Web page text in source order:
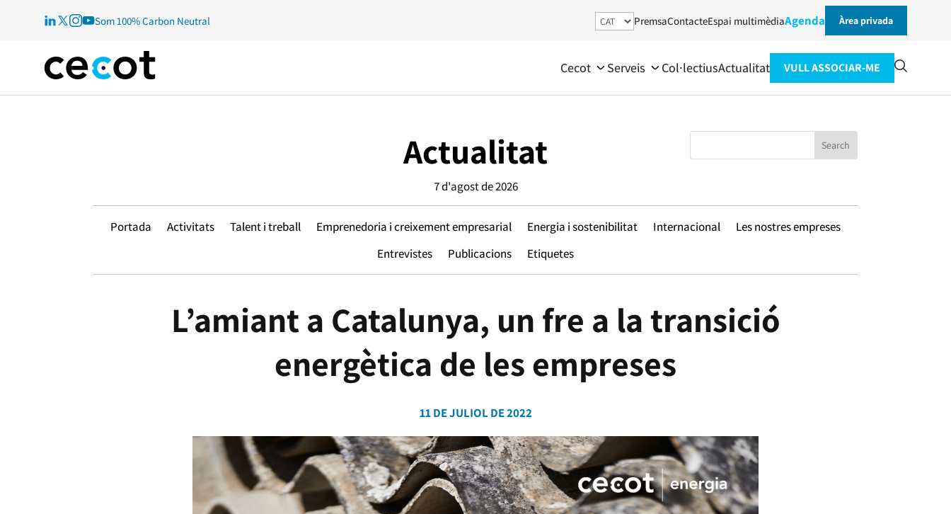
Som 100% Carbon Neutral PremsaContacteEspai multimèdiaAgenda Àrea privada
Cecot Serveis Col·lectiusActualitat VULL ASSOCIAR-ME
Actualitat
7 d'agost de 2026
Portada Activitats Talent i treball Emprenedoria i creixement empresarial Energia i sostenibilitat Internacional
Les nostres empreses
Entrevistes
Publicacions Etiquetes
L’amiant a Catalunya, un fre a la transició
energètica de les empreses
11 DE JULIOL DE 2022